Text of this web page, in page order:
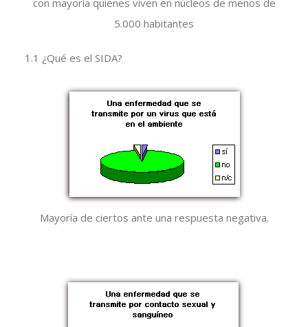
con mayoría quienes viven en núcleos de menos de
5.000 habitantes
1.1 ¿Qué es el SIDA?
Mayoría de ciertos ante una respuesta negativa.